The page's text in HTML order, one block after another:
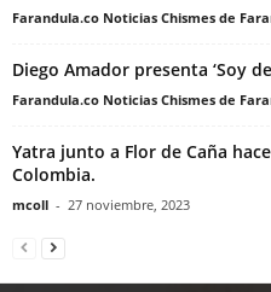
Farandula.co Noticias Chismes de
Diego Amador presenta ‘Soy
Farandula.co Noticias Chismes de
Yatra junto a Flor de Caña
Colombia.
mcoll - 27 noviembre, 2023